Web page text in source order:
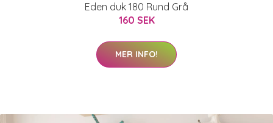
Eden duk 180 Rund Grå
160 SEK
MER INFO!